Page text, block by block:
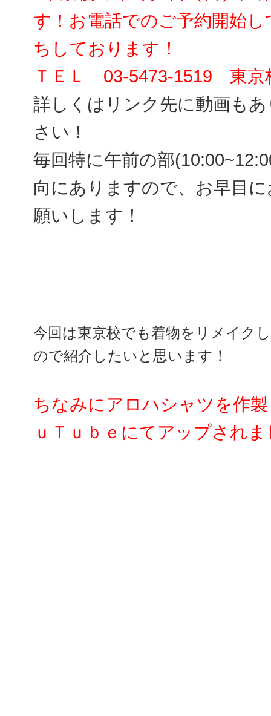
す！お電話でのご予約開始
ちしております！
ＴＥＬ 03-5473-1519 東京
詳しくはリンク先に動画も
さい！
毎回特に午前の部
向にありますので、お早目
願いします！
今回は東京校でも着物をリメイク
ので紹介したいと思います！
ちなみにアロハシャツを作
ｕＴｕｂｅにてアップされま